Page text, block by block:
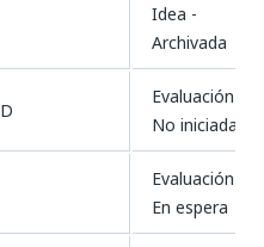
Idea -
Archivada
Evaluación -
No iniciada
Evaluación -
En espera